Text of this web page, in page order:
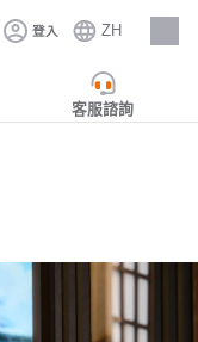
登入 ZH
人才招募
客服諮詢